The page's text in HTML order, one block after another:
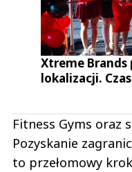
Xtreme Brands
lokalizacji.
Fitness Gyms oraz
Pozyskanie
to przełomowy